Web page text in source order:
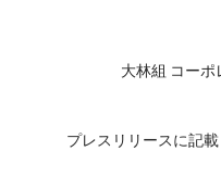
大林組 コー
プレスリリースに記